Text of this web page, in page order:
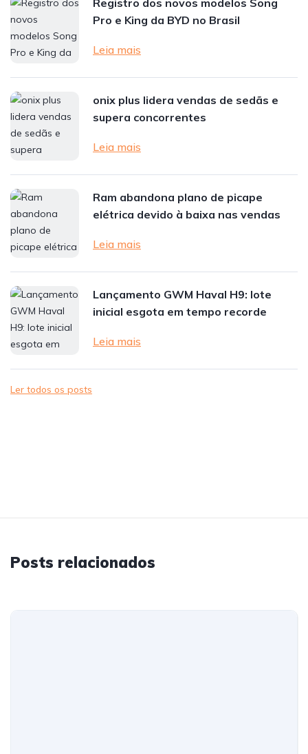
Pro e King da BYD no Brasil
Leia mais
onix plus lidera vendas de sedãs e
supera concorrentes
Leia mais
Ram abandona plano de picape
elétrica devido à baixa nas vendas
Leia mais
Lançamento GWM Haval H9: lote
inicial esgota em tempo recorde
Leia mais
Ler todos os posts
Posts relacionados